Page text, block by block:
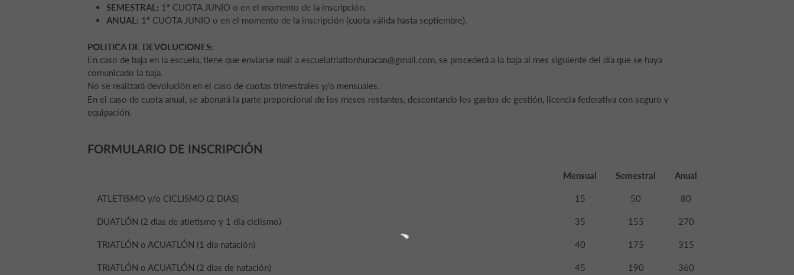
SEMESTRAL: 1ª CUOTA JUNIO o en el momento de la inscripción.
ANUAL: 1ª CUOTA JUNIO o en el momento de la inscripción (cuota válida hasta septiembre).
POLITICA DE DEVOLUCIONES:
En caso de baja en la escuela, tiene que enviarse mail a escuelatriatlonhuracan@gmail.com, se procederá a la baja al mes siguiente del día que se haya
comunicado la baja.
No se realizará devolución en el caso de cuotas trimestrales y/o mensuales.
En el caso de cuota anual, se abonará la parte proporcional de los meses restantes, descontando los gastos de gestión, licencia federativa con seguro y
equipación.
FORMULARIO DE INSCRIPCIÓN
Mensual Semestral Anual
ATLETISMO y/o CICLISMO (2 DIAS) 15 50 80
DUATLÓN (2 días de atletismo y 1 día ciclismo) 35 155 270
TRIATLÓN o ACUATLÓN (1 día natación) 40 175 315
TRIATLÓN o ACUATLÓN (2 días de natación) 45 190 360